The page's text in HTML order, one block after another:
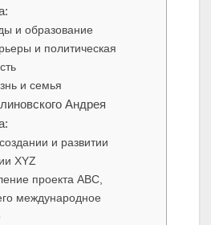
и образование
и политическая
и семья
Андрея
и развитии
XYZ
проекта ABC,
международное